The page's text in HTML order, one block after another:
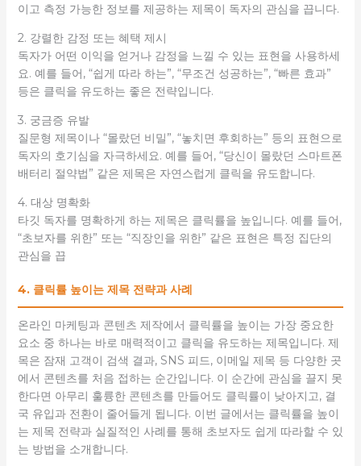
이고 측정 가능한 정보를 제공하는 제목이 독자의 관심을 끕니다.
2. 강렬한 감정 또는 혜택 제시
독자가 어떤 이익을 얻거나 감정을 느낄 수 있는 표현을 사용하세
요. 예를 들어, “쉽게 따라 하는”, “무조건 성공하는”, “빠른 효과”
등은 클릭을 유도하는 좋은 전략입니다.
3. 궁금증 유발
질문형 제목이나 “몰랐던 비밀”, “놓치면 후회하는” 등의 표현으로
독자의 호기심을 자극하세요. 예를 들어, “당신이 몰랐던 스마트폰
배터리 절약법” 같은 제목은 자연스럽게 클릭을 유도합니다.
4. 대상 명확화
타깃 독자를 명확하게 하는 제목은 클릭률을 높입니다. 예를 들어,
“초보자를 위한” 또는 “직장인을 위한” 같은 표현은 특정 집단의
관심을 끕
4. 클릭률 높이는 제목 전략과 사례
온라인 마케팅과 콘텐츠 제작에서 클릭률을 높이는 가장 중요한
요소 중 하나는 바로 매력적이고 클릭을 유도하는 제목입니다. 제
목은 잠재 고객이 검색 결과, SNS 피드, 이메일 제목 등 다양한 곳
에서 콘텐츠를 처음 접하는 순간입니다. 이 순간에 관심을 끌지 못
한다면 아무리 훌륭한 콘텐츠를 만들어도 클릭률이 낮아지고, 결
국 유입과 전환이 줄어들게 됩니다. 이번 글에서는 클릭률을 높이
는 제목 전략과 실질적인 사례를 통해 초보자도 쉽게 따라할 수 있
는 방법을 소개합니다.